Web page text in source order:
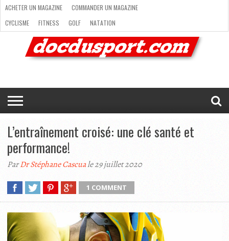
ACHETER
MAGAZINE
COMMANDER
UN
MAGAZINE
CYCLISME
FITNESS
GOLF
NATATION
RANDONNÉE
RUNNING
SKI
TRAIL
RUNNING
TRIATHLON
VOILE
NEWSLETTER
MAG’
EN
LIGNE
NOUS
CONTACTER
ACHETER UN MAGAZINE
COMMANDER UN MAGAZINE
CYCLISME
FITNESS GOLF
NATATION
RANDONNÉE
RUNNING SKI
TRAIL RUNNING
TRIATHLON
VOILE NEWSLETTER
MAG’ EN LIGNE
L’entraînement croisé: une clé santé et
performance!
ParDr Stéphane Cascuale 29 juillet 2020
1 COMMENT